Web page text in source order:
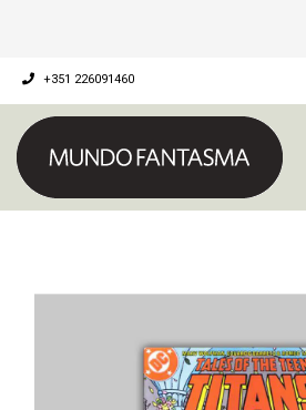
+351 226091460